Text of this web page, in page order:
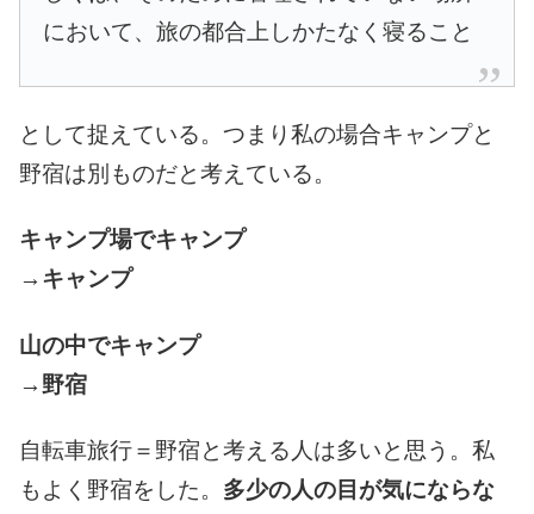
において、旅の都合上しかたなく寝ること
として捉えている。 つまり私の場合キャンプと
野宿は別ものだと考えている。
キャンプ場でキャンプ
→キャンプ
山の中でキャンプ
→野宿
自転車旅行＝野宿と考える人は多いと思う。 私
もよく野宿をした。 多少の人の目が気にならな